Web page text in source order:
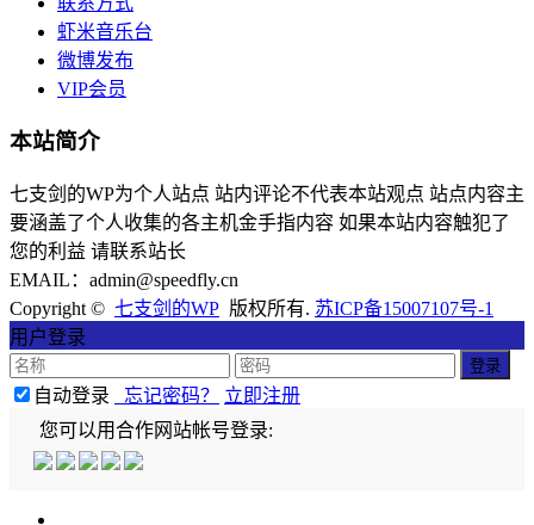
虾米音乐台
微博发布
VIP会员
本站简介
七支剑的WP为个人站点 站内评论不代表本站观点 站点内容主
要涵盖了个人收集的各主机金手指内容 如果本站内容触犯了
您的利益 请联系站长
EMAIL：admin@speedfly.cn
Copyright © 七支剑的WP 版权所有. 苏ICP备15007107号-1
用户登录
自动登录 忘记密码？
立即注册
您可以用合作网站帐号登录: